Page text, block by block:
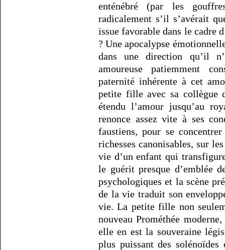
enténébré (par les
radicalement s’il s’avérait
issue favorable dans le cadre
? Une apocalypse
dans une direction qu’il
amoureuse patiemment
paternité inhérente à cet
petite fille avec sa collègue
étendu l’amour jusqu’au
renonce assez vite à ses
faustiens, pour se
richesses canonisables, sur
vie d’un enfant qui
le guérit presque d’emblée
psychologiques et la scène
de la vie traduit son
vie. La petite fille non
nouveau Prométhée
elle en est la souveraine
plus puissant des